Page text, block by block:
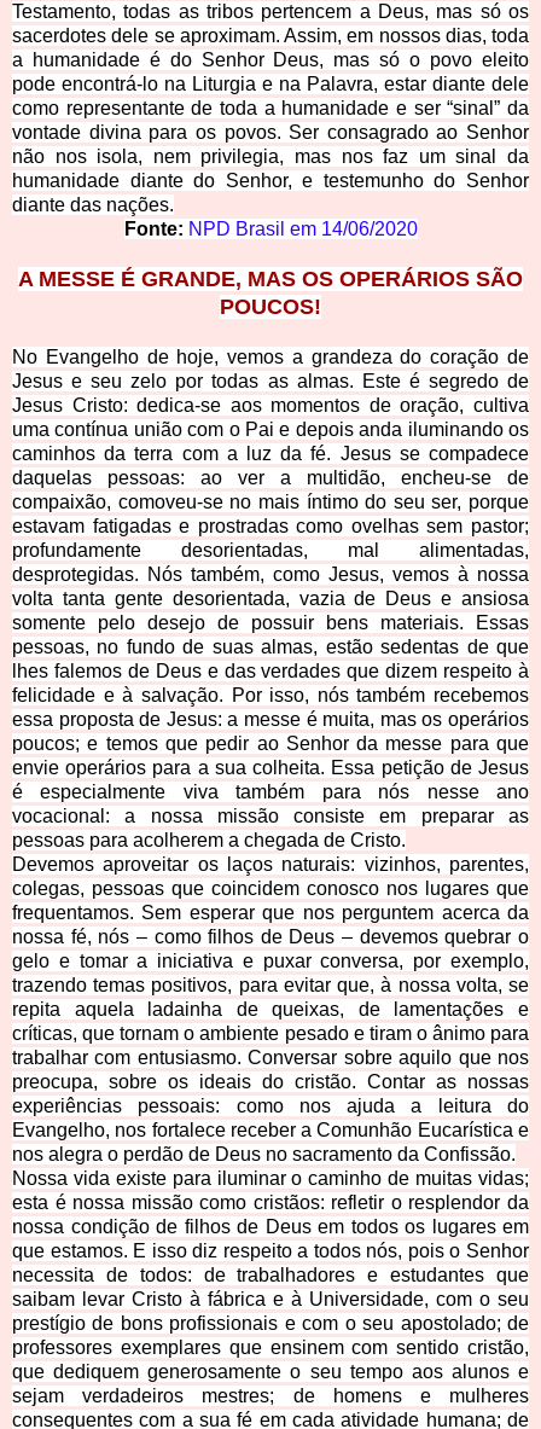
Testamento, todas as tribos pertencem a Deus, mas só os
sacerdotes dele se aproximam. Assim, em nossos dias, toda
a humanidade é do Senhor Deus, mas só o povo eleito
pode encontrá-lo na Liturgia e na Palavra, estar diante dele
como representante de toda a humanidade e ser “sinal” da
vontade divina para os povos. Ser consagrado ao Senhor
não nos isola, nem privilegia, mas nos faz um sinal da
humanidade diante do Senhor, e testemunho do Senhor
diante das nações.
Fonte: NPD Brasil em 14/06/2020
A MESSE É GRANDE, MAS OS OPERÁRIOS SÃO
POUCOS!
No Evangelho de hoje, vemos a grandeza do coração de
Jesus e seu zelo por todas as almas. Este é segredo de
Jesus Cristo: dedica-se aos momentos de oração, cultiva
uma contínua união com o Pai e depois anda iluminando os
caminhos da terra com a luz da fé. Jesus se compadece
daquelas pessoas: ao ver a multidão, encheu-se de
compaixão, comoveu-se no mais íntimo do seu ser, porque
estavam fatigadas e prostradas como ovelhas sem pastor;
profundamente desorientadas, mal alimentadas,
desprotegidas. Nós também, como Jesus, vemos à nossa
volta tanta gente desorientada, vazia de Deus e ansiosa
somente pelo desejo de possuir bens materiais. Essas
pessoas, no fundo de suas almas, estão sedentas de que
lhes falemos de Deus e das verdades que dizem respeito à
felicidade e à salvação. Por isso, nós também recebemos
essa proposta de Jesus: a messe é muita, mas os operários
poucos; e temos que pedir ao Senhor da messe para que
envie operários para a sua colheita. Essa petição de Jesus
é especialmente viva também para nós nesse ano
vocacional: a nossa missão consiste em preparar as
pessoas para acolherem a chegada de Cristo.
Devemos aproveitar os laços naturais: vizinhos, parentes,
colegas, pessoas que coincidem conosco nos lugares que
frequentamos. Sem esperar que nos perguntem acerca da
nossa fé, nós – como filhos de Deus – devemos quebrar o
gelo e tomar a iniciativa e puxar conversa, por exemplo,
trazendo temas positivos, para evitar que, à nossa volta, se
repita aquela ladainha de queixas, de lamentações e
críticas, que tornam o ambiente pesado e tiram o ânimo para
trabalhar com entusiasmo. Conversar sobre aquilo que nos
preocupa, sobre os ideais do cristão. Contar as nossas
experiências pessoais: como nos ajuda a leitura do
Evangelho, nos fortalece receber a Comunhão Eucarística e
nos alegra o perdão de Deus no sacramento da Confissão.
Nossa vida existe para iluminar o caminho de muitas vidas;
esta é nossa missão como cristãos: refletir o resplendor da
nossa condição de filhos de Deus em todos os lugares em
que estamos. E isso diz respeito a todos nós, pois o Senhor
necessita de todos: de trabalhadores e estudantes que
saibam levar Cristo à fábrica e à Universidade, com o seu
prestígio de bons profissionais e com o seu apostolado; de
professores exemplares que ensinem com sentido cristão,
que dediquem generosamente o seu tempo aos alunos e
sejam verdadeiros mestres; de homens e mulheres
consequentes com a sua fé em cada atividade humana; de